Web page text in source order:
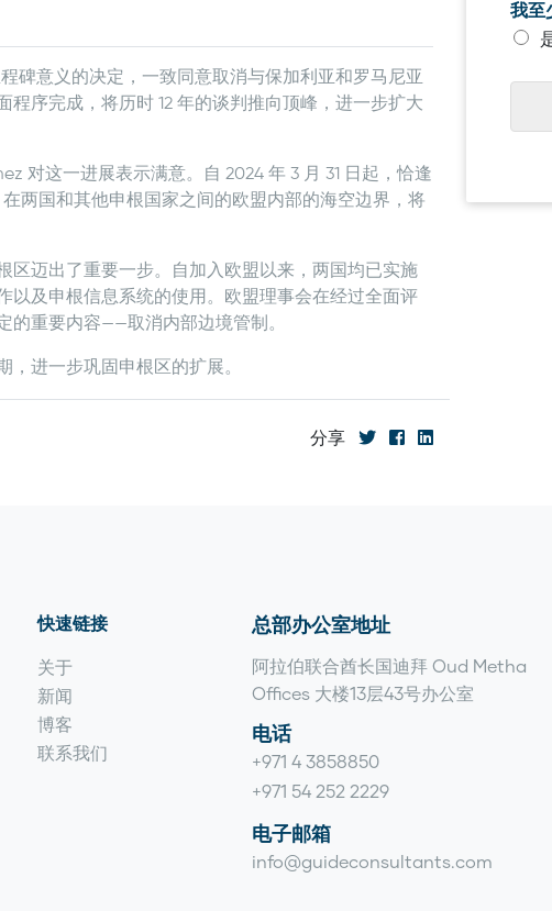
碑意义的决定，一致同意取消与保加利亚和罗马尼亚
序完成，将历时 12 年的谈判推向顶峰，进一步扩大
对这一进展表示满意。自 2024 年 3 月 31 日起，恰逢
两国和其他申根国家之间的欧盟内部的海空边界，将
区迈出了重要一步。自加入欧盟以来，两国均已实施
以及申根信息系统的使用。欧盟理事会在经过全面评
的重要内容——取消内部边境管制。
进一步巩固申根区的扩展。
分享
我至
快速链接
关于
新闻
博客
联系我们
总部办公室地址
阿拉伯联合酋长国迪拜 Oud Metha
Offices 大楼13层43号办公室
电话
+971 4 3858850
+971 54 252 2229
电子邮箱
info@guideconsultants.com